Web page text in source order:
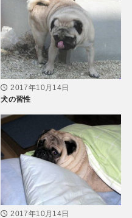
2017年10月14日
犬の習性
2017年10月14日